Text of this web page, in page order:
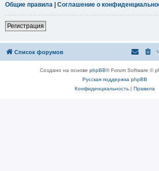
Общие правила | Соглашение о
Регистрация
Список форумов
Создано на основе phpBB® Forum Software ©
Русская поддержка phpBB
Конфиденциальность| Правила